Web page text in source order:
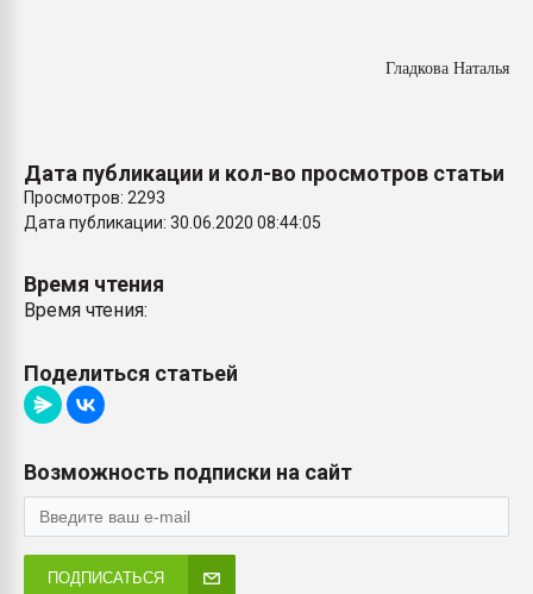
Гладкова Наталья
Дата публикации и кол-во просмотров статьи
Просмотров: 2293
Дата публикации: 30.06.2020 08:44:05
Время чтения
Время чтения:
Поделиться статьей
Возможность подписки на сайт
ПОДПИСАТЬСЯ